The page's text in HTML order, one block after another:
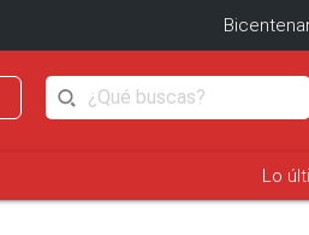
Lo